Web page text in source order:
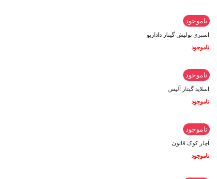
ناموجود
اسپری پولیش گیتار داداریو
ناموجود
ناموجود
اسلاید گیتار آلیس
ناموجود
ناموجود
آچار کوک قانون
ناموجود